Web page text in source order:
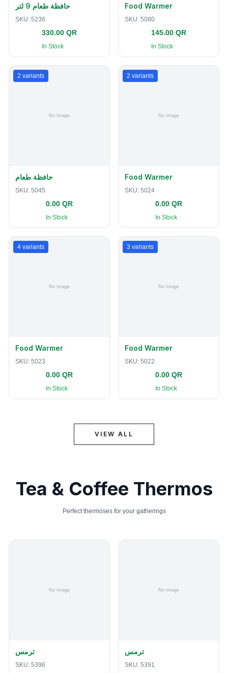
حافظة طعام 9 لتر
SKU: 5236
330.00 QR
In Stock
Food Warmer
SKU: 5080
145.00 QR
In Stock
2 variants
حافظة طعام
SKU: 5045
0.00 QR
In Stock
2 variants
Food Warmer
SKU: 5024
0.00 QR
In Stock
4 variants
Food Warmer
SKU: 5023
0.00 QR
In Stock
3 variants
Food Warmer
SKU: 5022
0.00 QR
In Stock
VIEW ALL
Tea & Coffee Thermos
Perfect thermoses for your gatherings
ترمس
SKU: 5396
ترمس
SKU: 5391